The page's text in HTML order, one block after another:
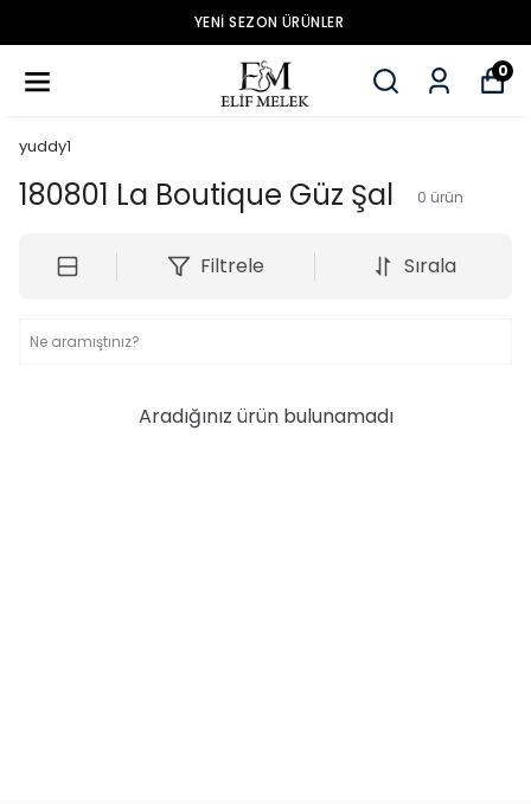
YENİ SEZON ÜRÜNLER
0
yuddy1
180801 La Boutique Güz Şal 0 ürün
Filtrele Sırala
Aradığınız ürün bulunamadı